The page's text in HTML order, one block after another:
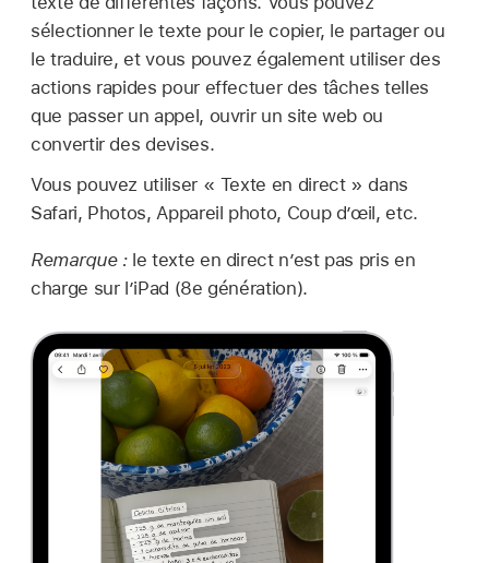
sélectionner le texte pour le copier, le partager ou
le traduire, et vous pouvez également utiliser des
actions rapides pour effectuer des tâches telles
que passer un appel, ouvrir un site web ou
convertir des devises.
Vous pouvez utiliser « Texte en direct » dans
Safari, Photos, Appareil photo, Coup d’œil, etc.
Remarque : le texte en direct n’est pas pris en
charge sur l’iPad (8e génération).